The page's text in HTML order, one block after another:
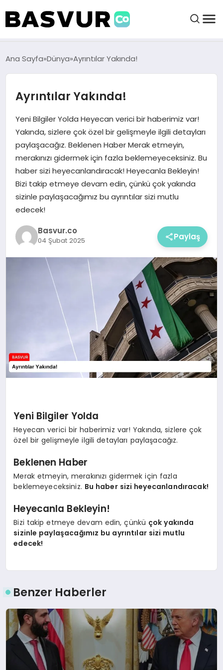
BAŞVURULAR
HABERLER
İŞ FIKIRLERI
KRIPTO HABER
Ana Sayfa Dünya Ayrıntılar Yakında!
Ayrıntılar Yakında!
Yeni Bilgiler Yolda Heyecan verici bir haberimiz var!
Yakında, sizlere çok özel bir gelişmeyle ilgili detayları
paylaşacağız. Beklenen Haber Merak etmeyin,
merakınızı gidermek için fazla beklemeyeceksiniz. Bu
haber sizi heyecanlandıracak! Heyecanla Bekleyin!
Bizi takip etmeye devam edin, çünkü çok yakında
sizinle paylaşacağımız bu ayrıntılar sizi mutlu
edecek!
Basvur.co
04 Şubat 2025 Paylaş
Yeni Bilgiler Yolda
Heyecan verici bir haberimiz var! Yakında, sizlere çok
özel bir gelişmeyle ilgili detayları paylaşacağız.
Beklenen Haber
Merak etmeyin, merakınızı gidermek için fazla
beklemeyeceksiniz. Bu haber sizi heyecanlandıracak!
Heyecanla Bekleyin!
Bizi takip etmeye devam edin, çünkü çok yakında
sizinle paylaşacağımız bu ayrıntılar sizi mutlu
edecek!
Benzer Haberler